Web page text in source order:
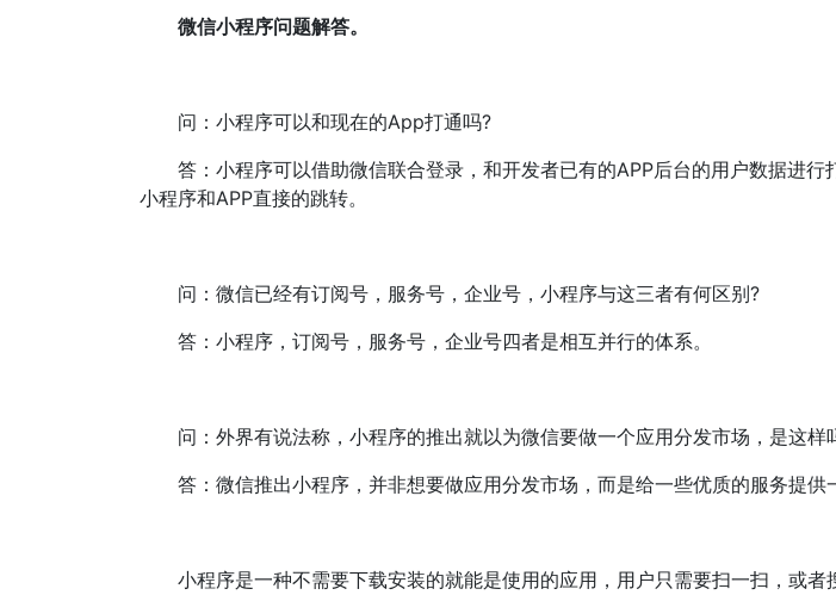
微信小程序问题解答。
问：小程序可以和现在的App打通吗?
答：小程序可以借助微信联合登录，和开发者已有的APP后台的用户数据进行
小程序和APP直接的跳转。
问：微信已经有订阅号，服务号，企业号，小程序与这三者有何区别?
答：小程序，订阅号，服务号，企业号四者是相互并行的体系。
问：外界有说法称，小程序的推出就以为微信要做一个应用分发市场，是这样
答：微信推出小程序，并非想要做应用分发市场，而是给一些优质的服务提供
小程序是一种不需要下载安装的就能是使用的应用，用户只需要扫一扫，或者